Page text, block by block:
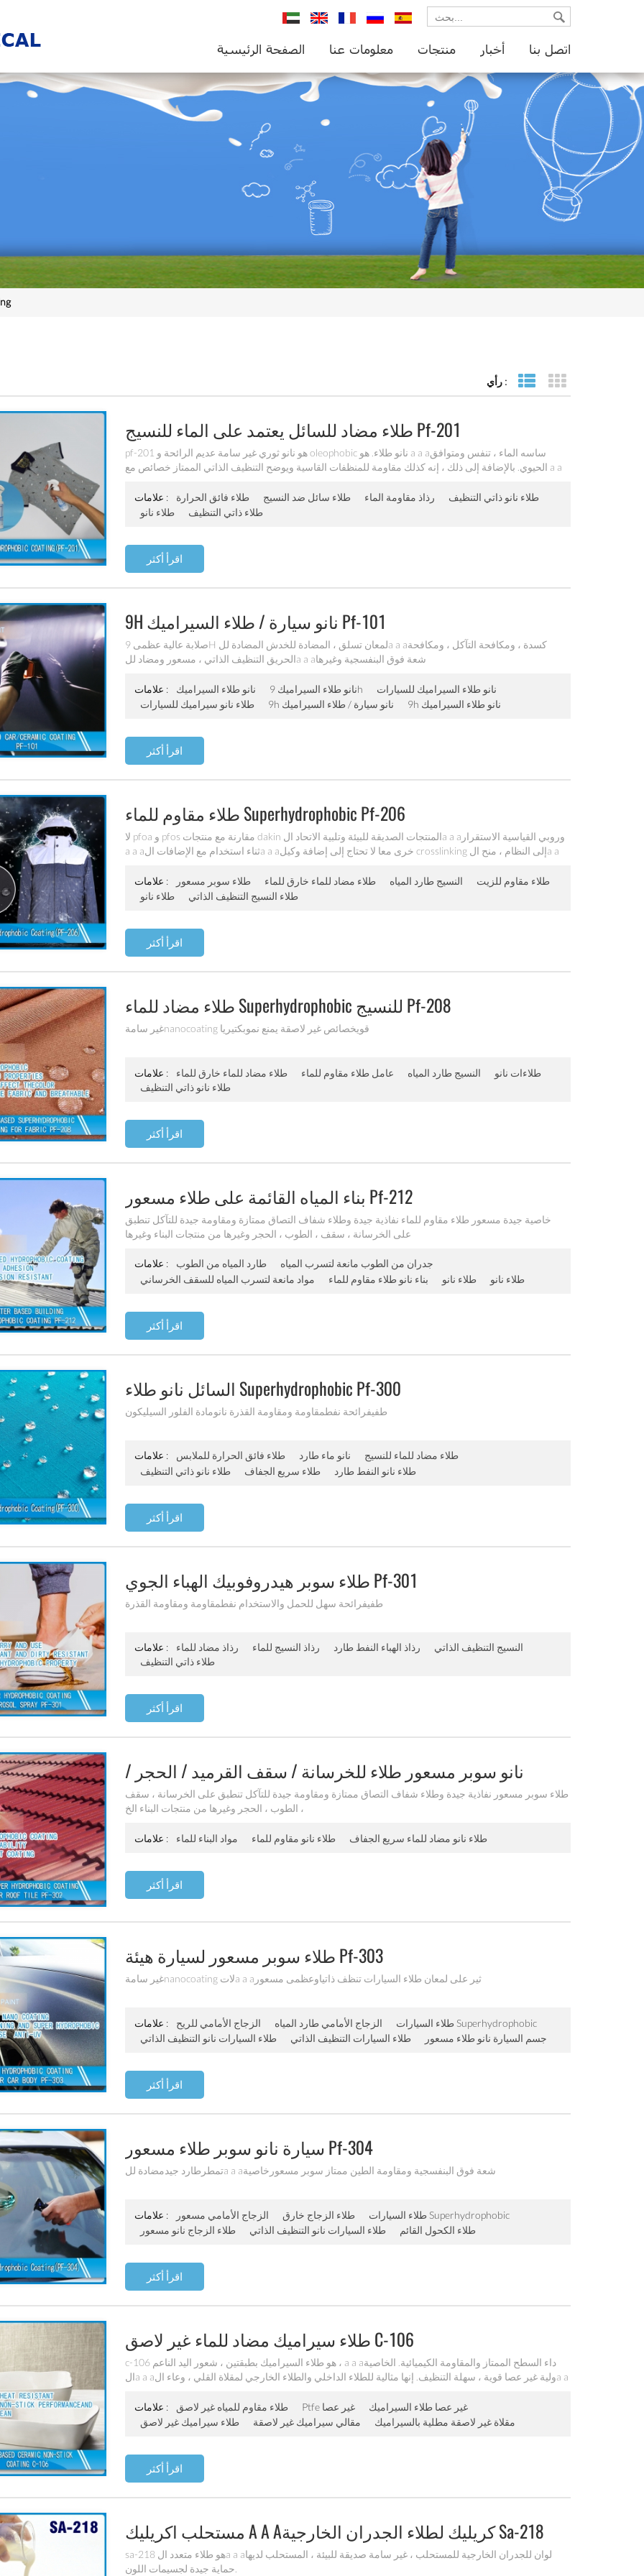
español
الصفحة الرئيسية معلومات عنا منتجات أخبار اتصل بنا
رأي : عرض القائمة
طلاء مضاد للسائل يعتمد على الماء للنسيج Pf-201
pf-201 هو نانو ثوري غير سامة عديم الرائحة و oleophobic نانو طلاء. هو a a aساسه الماء ، تنفس ومتوافق
الحيوي. بالإضافة إلى ذلك ، إنه كذلك مقاومة للمنظفات القاسية ويوضح التنظيف الذاتي الممتاز خصائص مع a a
علامات :
طلاء فائق الحرارة طلاء سائل ضد النسيج رذاذ مقاومة الماء
طلاء نانو ذاتي التنظيف
طلاء نانو
طلاء ذاتي التنظيف
اقرأ أكثر
9H نانو سيارة / طلاء السيراميك Pf-101
صلابة عالية عظمى 9H لمعان تسلق ، المضادة للخدش المضادة للa a aكسدة ، ومكافحة التآكل ، ومكافحة
الحريق التنظيف الذاتي ، مسعور ومضاد للa a aشعة فوق البنفسجية وغيرها
علامات : نانو طلاء السيراميك نانو طلاء السيراميك 9h
نانو طلاء السيراميك للسيارات
طلاء نانو سيراميك للسيارات
9h نانو سيارة / طلاء السيراميك 9h نانو طلاء السيراميك
اقرأ أكثر
طلاء مقاوم للماء Superhydrophobic Pf-206
لا pfoa و pfos مقارنة مع منتجات dakin المنتجات الصديقة للبيئة وتلبية الاتحاد الa a aوروبي القياسية الاستقرار
a a aثناء استخدام مع الإضافات الa a aخرى معا لا تحتاج إلى إضافة وكيل crosslinking إلى النظام ، منح الa a
وغطس الغمس وغيرها من الطرق
علامات : طلاء سوبر مسعور طلاء مضاد للماء خارق للماء النسيج طارد المياه
طلاء مقاوم للزيت
طلاء نانو
طلاء النسيج التنظيف الذاتي
اقرأ أكثر
طلاء مضاد للماء Superhydrophobic للنسيج Pf-208
غير سامةnanocoating قويخصائص غير لاصقة يمنع نموبكتيريا
علامات : طلاء مضاد للماء خارق للماء عامل طلاء مقاوم للماء النسيج طارد المياه
طلاءات نانو
طلاء نانو ذاتي التنظيف
اقرأ أكثر
بناء المياه القائمة على طلاء مسعور Pf-212
خاصية جيدة مسعور طلاء مقاوم للماء نفاذية جيدة وطلاء شفاف التصاق ممتازة ومقاومة جيدة للتآكل تنطبق
على الخرسانة ، سقف ، الطوب ، الحجر وغيرها من منتجات البناء وغيرها
علامات : طارد المياه من الطوب
جدران من الطوب مانعة لتسرب المياه
مواد مانعة لتسرب المياه للسقف الخرساني
بناء نانو طلاء مقاوم للماء طلاء نانو طلاء نانو
اقرأ أكثر
السائل نانو طلاء Superhydrophobic Pf-300
طفيفرائحة نفطمقاومة ومقاومة القذرة نانومادة الفلور السيليكون
علامات : طلاء فائق الحرارة للملابس نانو ماء طارد
طلاء مضاد للماء للنسيج
طلاء نانو ذاتي التنظيف
طلاء سريع الجفاف طلاء نانو النفط طارد
اقرأ أكثر
طلاء سوبر هيدروفوبيك الهباء الجوي Pf-301
طفيفرائحة سهل للحمل والاستخدام نفطمقاومة ومقاومة القذرة
علامات : رذاذ مضاد للماء رذاذ النسيج للماء رذاذ الهباء النفط طارد
النسيج التنظيف الذاتي
طلاء ذاتي التنظيف
اقرأ أكثر
نانو سوبر مسعور طلاء للخرسانة / سقف القرميد / الحجر /
الخشب الخ Pf-302
طلاء سوبر مسعور نفاذية جيدة وطلاء شفاف التصاق ممتازة ومقاومة جيدة للتآكل تنطبق على الخرسانة ، سقف
، الطوب ، الحجر وغيرها من منتجات البناء الخ
علامات : مواد البناء للماء طلاء نانو مقاوم للماء طلاء نانو مضاد للماء سريع الجفاف
اقرأ أكثر
طلاء سوبر مسعور لسيارة هيئة Pf-303
غير سامةnanocoating لاتa a aثير على لمعان طلاء السيارات تنظف ذاتياوعظمى مسعور
علامات : الزجاج الأمامي للريح الزجاج الأمامي طارد المياه
طلاء السيارات Superhydrophobic
طلاء السيارات نانو التنظيف الذاتي
طلاء السيارات التنظيف الذاتي جسم السيارة نانو طلاء مسعور
اقرأ أكثر
سيارة نانو سوبر طلاء مسعور Pf-304
تمطرطارد جيدمضادة للa a aشعة فوق البنفسجية ومقاومة الطين ممتاز سوبر مسعورخاصية
علامات : الزجاج الأمامي مسعور طلاء الزجاج خارق
طلاء السيارات Superhydrophobic
طلاء الزجاج نانو مسعور
طلاء السيارات نانو التنظيف الذاتي طلاء الكحول القائم
اقرأ أكثر
طلاء سيراميك مضاد للماء غير لاصق C-106
c-106 هو طلاء السيراميك بطبقتين ، شعور اليد الناعم ، a a aداء السطح الممتاز والمقاومة الكيميائية. الخاصية
الa a aولية غير عصا قوية ، سهلة التنظيف. إنها مثالية للطلاء الداخلي والطلاء الخارجي لمقلاة القلي ، وعاء الa a
علامات :
طلاء مقاوم للمياه غير لاصق Ptfe غير عصا
غير عصا طلاء السيراميك
طلاء سيراميك غير لاصق
مقالي سيراميك غير لاصقة مقلاة غير لاصقة مطلية بالسيراميك
اقرأ أكثر
مستحلب اكريليك A A Aكريليك لطلاء الجدران الخارجية Sa-218
sa-218 هو طلاء متعدد الa a aلوان للجدران الخارجية للمستحلب ، غير سامة صديقة للبيئة ، المستحلب لديها
حماية جيدة لجسيمات اللون.